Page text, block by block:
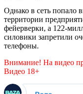
Однако в сеть попало
территории
фейерверки, а 122-
силовики запретили
телефоны.
Внимание! На видео
Видео 18+